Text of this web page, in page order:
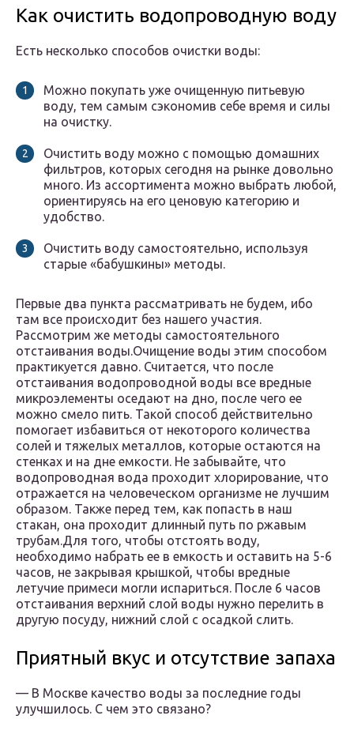
Как очистить водопроводную воду
Есть несколько способов очистки воды:
Можно покупать уже очищенную питьевую
воду, тем самым сэкономив себе время и силы
на очистку.
Очистить воду можно с помощью домашних
фильтров, которых сегодня на рынке довольно
много. Из ассортимента можно выбрать любой,
ориентируясь на его ценовую категорию и
удобство.
Очистить воду самостоятельно, используя
старые «бабушкины» методы.
Первые два пункта рассматривать не будем, ибо
там все происходит без нашего участия.
Рассмотрим же методы самостоятельного
отстаивания воды.Очищение воды этим способом
практикуется давно. Считается, что после
отстаивания водопроводной воды все вредные
микроэлементы оседают на дно, после чего ее
можно смело пить. Такой способ действительно
помогает избавиться от некоторого количества
солей и тяжелых металлов, которые остаются на
стенках и на дне емкости. Не забывайте, что
водопроводная вода проходит хлорирование, что
отражается на человеческом организме не лучшим
образом. Также перед тем, как попасть в наш
стакан, она проходит длинный путь по ржавым
трубам.Для того, чтобы отстоять воду,
необходимо набрать ее в емкость и оставить на 5-6
часов, не закрывая крышкой, чтобы вредные
летучие примеси могли испариться. После 6 часов
отстаивания верхний слой воды нужно перелить в
другую посуду, нижний слой с осадкой слить.
Приятный вкус и отсутствие запаха
— В Москве качество воды за последние годы
улучшилось. С чем это связано?